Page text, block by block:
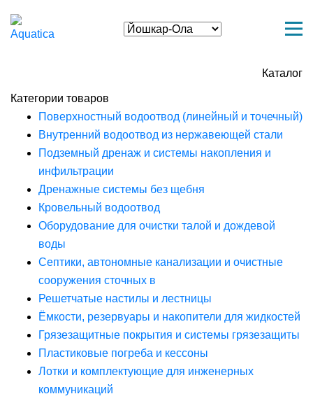
Каталог
Категории товаров
Поверхностный водоотвод (линейный и точечный)
Внутренний водоотвод из нержавеющей стали
Подземный дренаж и системы накопления и
инфильтрации
Дренажные системы без щебня
Кровельный водоотвод
Оборудование для очистки талой и дождевой
воды
Септики, автономные канализации и очистные
сооружения сточных в
Решетчатые настилы и лестницы
Ёмкости, резервуары и накопители для жидкостей
Грязезащитные покрытия и системы грязезащиты
Пластиковые погреба и кессоны
Лотки и комплектующие для инженерных
коммуникаций